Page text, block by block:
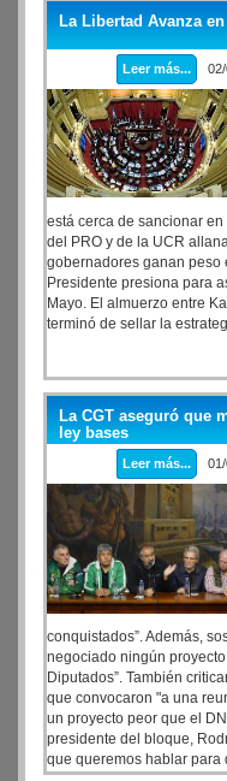
previsionales.
La Libertad Avanza
Leer más...
está cerca de sancionar
del PRO y de la UCR
gobernadores ganan peso
Presidente presiona para
Mayo. El almuerzo entre
terminó de sellar la
La CGT aseguró que
ley bases
Leer más...
conquistados”. Además,
negociado ningún
Diputados”. También
que convocaron "a una
un proyecto peor que el
presidente del bloque,
que queremos hablar para